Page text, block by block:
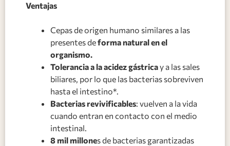
Ventajas
Cepas de origen humano similares a las
presentes deforma natural en el
organismo.
Tolerancia a la acidez gástricay a las sales
biliares, por lo que las bacterias sobreviven
hasta el intestino*.
Bacterias revivificables: vuelven a la vida
cuando entran en contacto con el medio
intestinal.
8 mil millones de bacterias garantizadas